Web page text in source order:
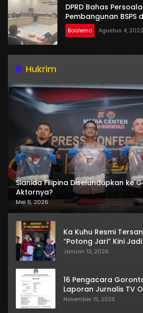
DPRD Bahas
Pembangunan BSPS
Boalemo Agustus 4, 2022
Hukrim
Sianida Filipina Diselundupkan ke
Aktornya?
Mei 6, 2026
Ka Kuhu Resmi
“Potong Jari” Kini
Januari 13, 2026
16 Pengacara
Laporan Jurnalis TV
November 15, 2025